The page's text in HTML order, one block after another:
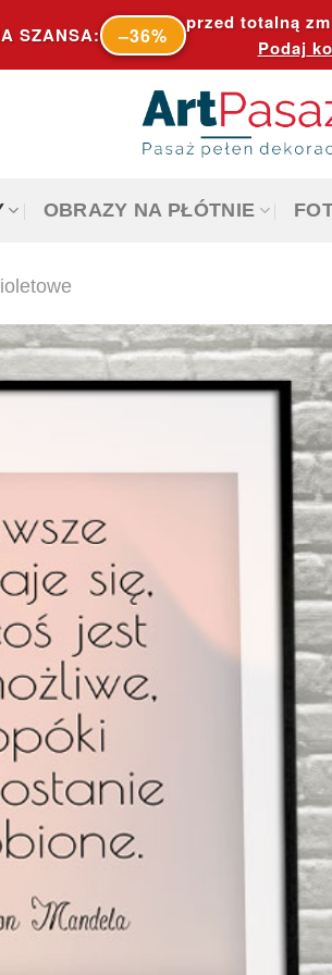
SZANSA: –36%
przed totalną
Podaj
OBRAZY NA PŁÓTNIE